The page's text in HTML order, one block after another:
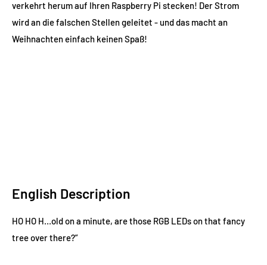
verkehrt herum auf Ihren Raspberry Pi stecken! Der Strom
wird an die falschen Stellen geleitet - und das macht an
Weihnachten einfach keinen Spaß!
English Description
HO HO H…old on a minute, are those RGB LEDs on that fancy
tree over there?”